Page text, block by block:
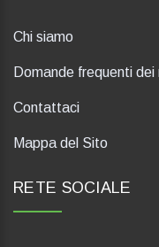
Chi siamo
Domande frequenti dei
Contattaci
Mappa del Sito
RETE SOCIALE